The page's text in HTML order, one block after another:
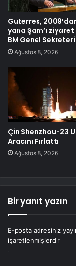
Guterres,
yana Şam’ı
BM Genel
Ağustos 8, 2026
Çin Shenzhou-23
Aracını Fırlattı
Ağustos 8, 2026
Bir yanıt yazın
E-posta adresiniz
işaretlenmişlerdir